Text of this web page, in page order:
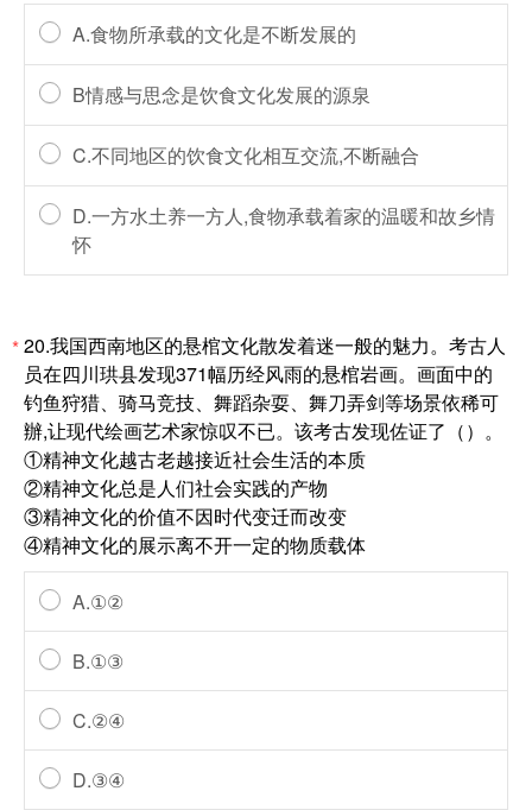
A.食物所承载的文化是不断发展的
B情感与思念是饮食文化发展的源泉
C.不同地区的饮食文化相互交流,不断融合
D.一方水土养一方人,食物承载着家的温暖和故乡情
怀
*20.我国西南地区的悬棺文化散发着迷一般的魅力。考古人
员在四川珙县发现371幅历经风雨的悬棺岩画。画面中的
钓鱼狩猎、骑马竞技、舞蹈杂耍、舞刀弄剑等场景依稀可
辦,让现代绘画艺术家惊叹不已。该考古发现佐证了（）。
①精神文化越古老越接近社会生活的本质
②精神文化总是人们社会实践的产物
③精神文化的价值不因时代变迁而改变
④精神文化的展示离不开一定的物质载体
A.①②
B.①③
C.②④
D.③④